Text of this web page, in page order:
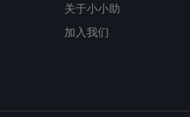
关于小小助
加入我们